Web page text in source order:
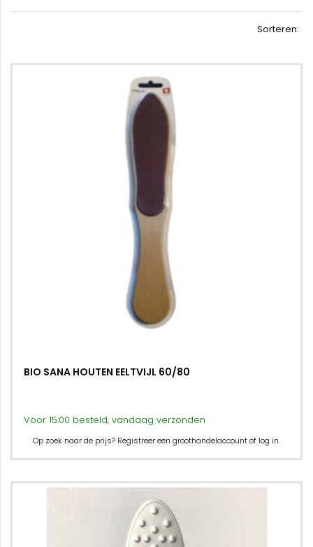
Sorteren:
BIO SANA HOUTEN EELTVIJL 60/80
Voor 15:00 besteld, vandaag verzonden
Op zoek naar de prijs? Registreer een groothandelaccount of log in.